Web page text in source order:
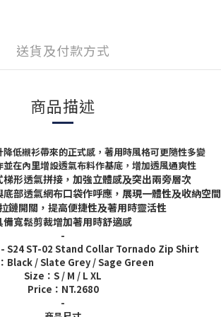
送貨及付款方式
商品描述
低襯衫帶來的正式感，著用時風格可更隨性多變
在內里增設透氣布料作基底，增加透風通爽性
形透氣拼接，加強立體感及突出兩旁層次
部透氣網布口袋作呼應，展現一體性及收納空間
鏈開關，提高便捷性及著用時靈活性
備寬鬆剪裁增加著用時舒適感
-
- S24 ST-02 Stand Collar Tornado Zip Shirt
Black / Slate Grey / Sage Green
Size：S / M / L XL
Price：NT.2680
-